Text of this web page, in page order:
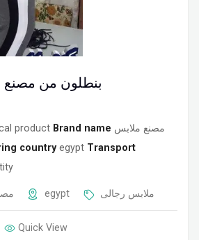
بنطلون من
product Brand name مصنع ملابس
country egypt Transport
egypt ملابس رجالى
Quick View